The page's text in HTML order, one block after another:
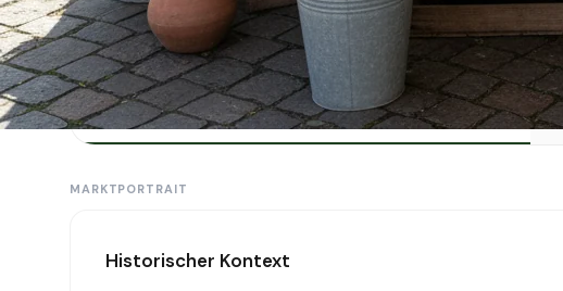
Über den Markt
MARKTPORTRAIT
Historischer Kontext